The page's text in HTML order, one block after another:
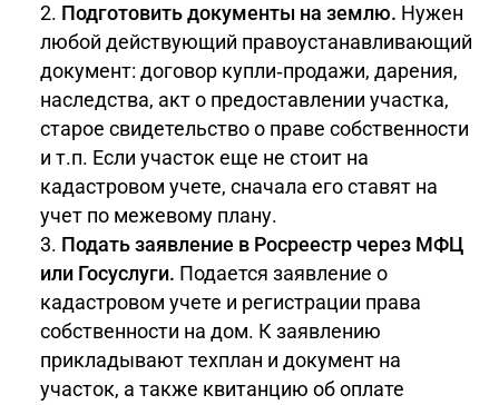
Подготовить документы на землю. Нужен
любой действующий правоустанавливающий
документ: договор купли‑продажи, дарения,
наследства, акт о предоставлении участка,
старое свидетельство о праве собственности
и т.п. Если участок еще не стоит на
кадастровом учете, сначала его ставят на
учет по межевому плану.
Подать заявление в Росреестр через МФЦ
или Госуслуги. Подается заявление о
кадастровом учете и регистрации права
собственности на дом. К заявлению
прикладывают техплан и документ на
участок, а также квитанцию об оплате